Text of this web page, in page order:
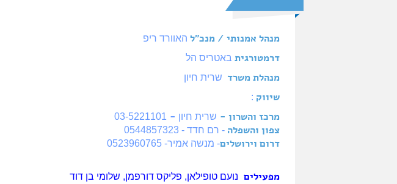
מנהל אמנותי / מנכ"ל האוורד ריפ
דרמטורגית באטריס הל
מנהלת משרד שרית חיון
שיווק :
מרכז והשרון - שרית חיון -
03-5221101
צפון והשפלה - רם חדד - 0544857323
דרום וירושלים- מנשה אמיר- 0523960765
מפעילים נועם טופילאן, פליקס דורפמן, שלומי בן דוד